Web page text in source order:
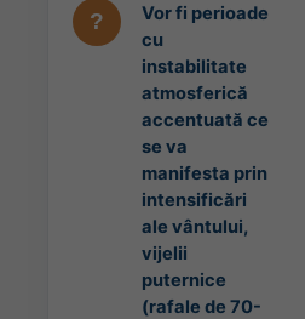
Vor fi perioade
cu
instabilitate
atmosferică
accentuată ce
se va
manifesta prin
intensificări
ale vântului,
vijelii
puternice
(rafale de 70-